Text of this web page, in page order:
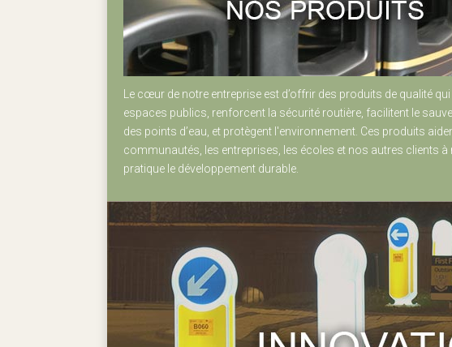
Le cœur de notre entreprise est d’offrir des produits de qualité
espaces publics, renforcent la sécurité routière, facilitent le
des points d’eau, et protègent l'environnement. Ces produits
communautés, les entreprises, les écoles et nos autres clients à
pratique le développement durable.